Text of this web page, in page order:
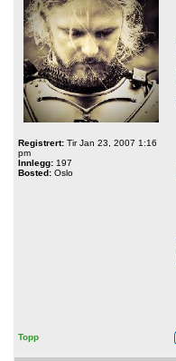
Registrert: Tir Jan 23, 2007 1:16
pm
Innlegg: 197
Bosted: Oslo
Topp